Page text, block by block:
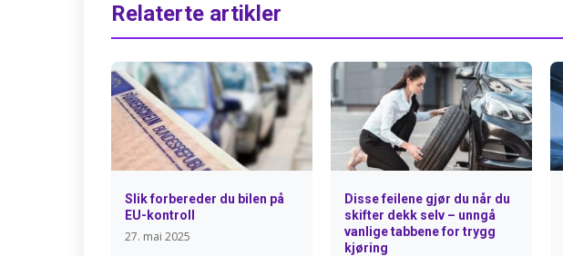
Relaterte artikler
Slik forbereder du bilen på
EU-kontroll
27. mai 2025
Disse feilene gjør du når du
skifter dekk selv – unngå
vanlige tabbene for trygg
kjøring